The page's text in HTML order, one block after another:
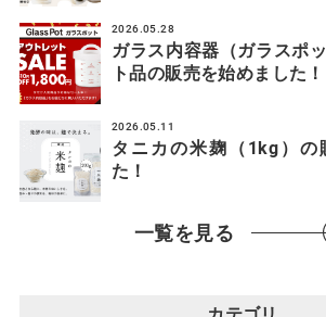
2026.05.28
ガラス内容器（ガラスポ
ト品の販売を始めました！
2026.05.11
タニカの米麹（1kg）の
た！
一覧を見る